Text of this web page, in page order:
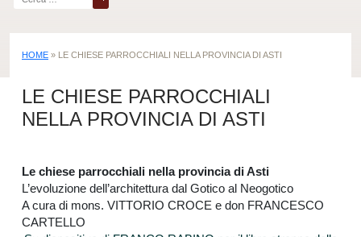
per:
HOME » LE CHIESE PARROCCHIALI NELLA PROVINCIA DI ASTI
LE CHIESE PARROCCHIALI
NELLA PROVINCIA DI ASTI
Le chiese parrocchiali nella provincia di Asti
L’evoluzione dell’architettura dal Gotico al Neogotico
A cura di mons. VITTORIO CROCE e don FRANCESCO
CARTELLO